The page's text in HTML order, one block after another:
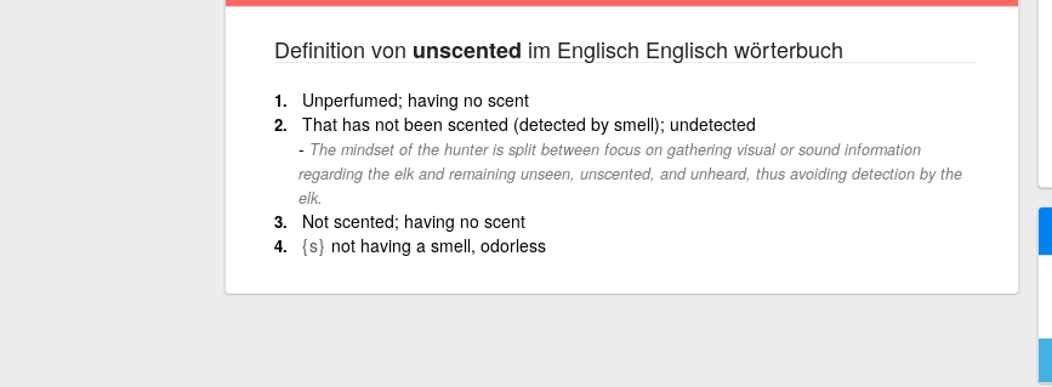
Definition von unscented im Englisch Englisch wörterbuch
Unperfumed; having no scent
That has not been scented (detected by smell); undetected
The mindset of the hunter is split between focus on gathering visual or sound information
regarding the elk and remaining unseen, unscented, and unheard, thus avoiding detection by the
elk.
Not scented; having no scent
{s} not having a smell, odorless